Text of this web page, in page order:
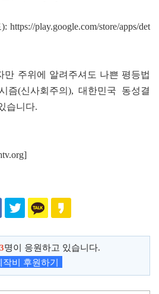
https://play.google.com/store/apps/det
주위에 알려주셔도 나쁜 평등법
즘(신사회주의), 대한민국 동성결
습니다.
명이 응원하고 있습니다.
작비 후원하기